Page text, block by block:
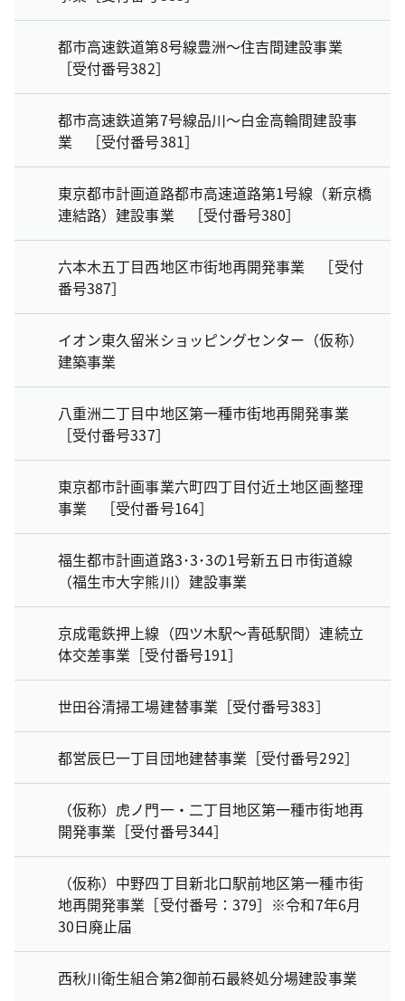
都市高速鉄道第8号線豊洲～住吉間建設事業
［受付番号382］
都市高速鉄道第7号線品川～白金高輪間建設事
業 ［受付番号381］
東京都市計画道路都市高速道路第1号線（新京橋
連結路）建設事業 ［受付番号380］
六本木五丁目西地区市街地再開発事業 ［受付
番号387］
イオン東久留米ショッピングセンター（仮称）
建築事業
八重洲二丁目中地区第一種市街地再開発事業
［受付番号337］
東京都市計画事業六町四丁目付近土地区画整理
事業 ［受付番号164］
福生都市計画道路3･3･3の1号新五日市街道線
（福生市大字熊川）建設事業
京成電鉄押上線（四ツ木駅～青砥駅間）連続立
体交差事業［受付番号191］
世田谷清掃工場建替事業［受付番号383］
都営辰巳一丁目団地建替事業［受付番号292］
（仮称）虎ノ門一・二丁目地区第一種市街地再
開発事業［受付番号344］
（仮称）中野四丁目新北口駅前地区第一種市街
地再開発事業［受付番号：379］※令和7年6月
30日廃止届
西秋川衛生組合第2御前石最終処分場建設事業